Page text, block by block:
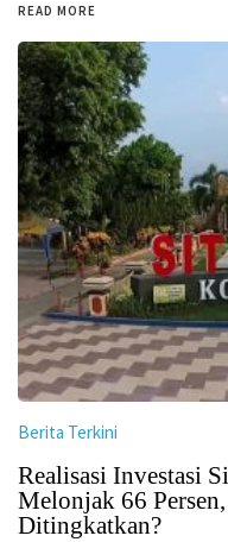
READ MORE
Berita Terkini
Realisasi Investasi
Melonjak 66
Ditingkatkan?